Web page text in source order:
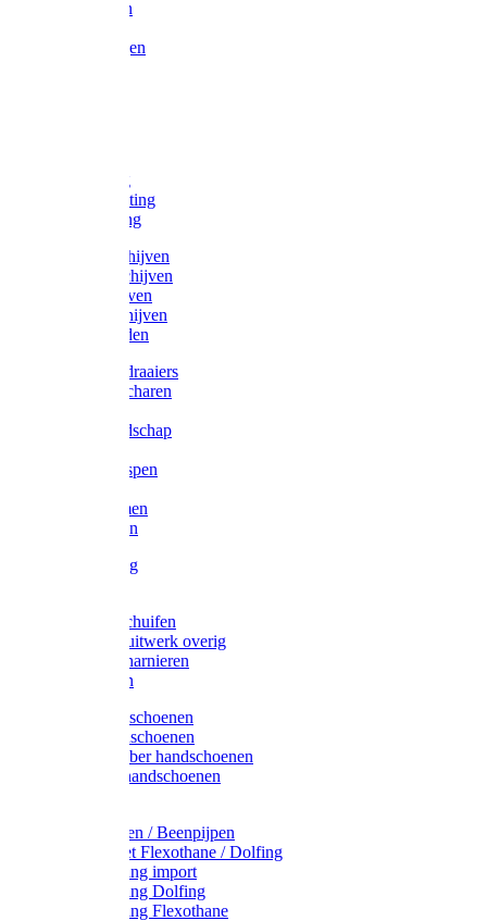
Puntkousen
Aanlegringen
Voetketting
Scheepsketting
Victorketting
Afbraamschijven
Doorslijpschijven
Lamelschijven
Diamantschijven
Laselektroden
Schroevendraaiers
Tangen / Scharen
Meetgereedschap
Vijlen / Raspen
Lijmklemmen
Waterpassen
Bouwbeslag
Grendels/schuifen
Hang en sluitwerk overig
Hengen/scharnieren
Scharnieren
Latex handschoenen
Leren handschoenen
PVC / Rubber handschoenen
Katoenen handschoenen
Plukmouwen / Beenpijpen
Reparatieset Flexothane / Dolfing
Regenkleding import
Regenkleding Dolfing
Regenkleding Flexothane